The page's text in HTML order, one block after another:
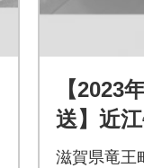
【2023
送】近
滋賀県竜王